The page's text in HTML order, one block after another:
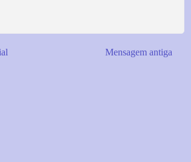
Mensagem antiga